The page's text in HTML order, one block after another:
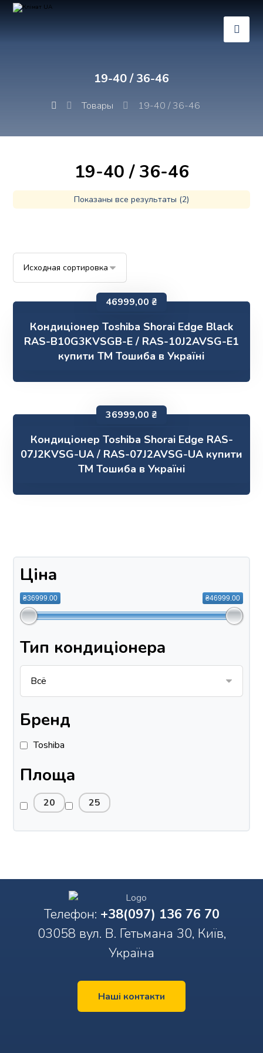
19-40 / 36-46
Товары 19-40 / 36-46
19-40 / 36-46
Показаны все результаты (2)
Кондиціонер Toshiba Shorai Edge Black
RAS-B10G3KVSGB-E / RAS-10J2AVSG-E1
купити ТМ Тошиба в Україні
46999,00 ₴
Кондиціонер Toshiba Shorai Edge RAS-
07J2KVSG-UA / RAS-07J2AVSG-UA купити
ТМ Тошиба в Україні
36999,00 ₴
Ціна
₴36999.00 ₴46999.00
Тип кондиціонера
Бренд
Toshiba
Площа
20 25
Телефон: +38(097) 136 76 70
03058 вул. В. Гетьмана 30, Київ,
Україна
Наші контакти